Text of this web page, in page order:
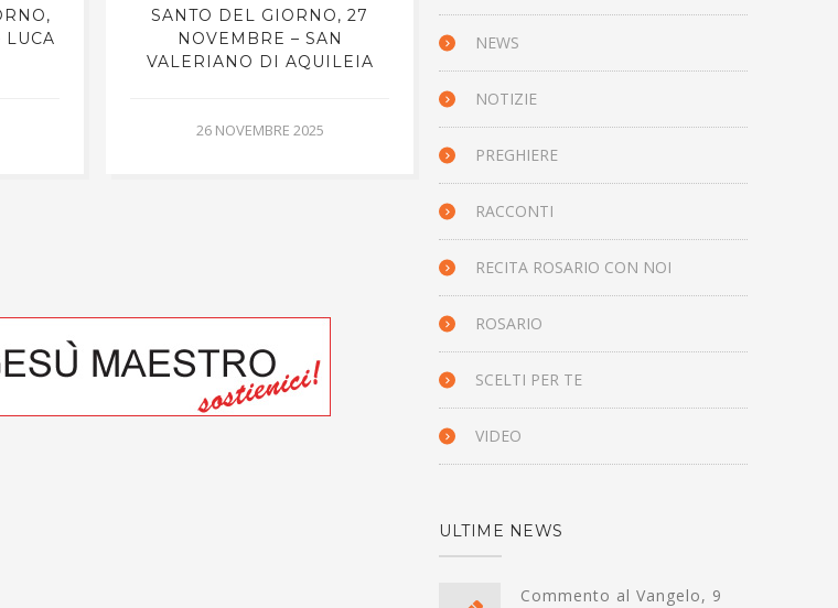
LUCA
SANTO DEL GIORNO, 27
NOVEMBRE – SAN
VALERIANO DI AQUILEIA
26 NOVEMBRE 2025
IL VANGELO DEL GIORNO,
27 NOVEMBRE 2024 – LUCA
26 NOVEMBRE 2024
NEWS
NOTIZIE
PREGHIERE
RACCONTI
RECITA ROSARIO CON NOI
ROSARIO
SCELTI PER TE
VIDEO
ULTIME NEWS
Commento al Vangelo, 9